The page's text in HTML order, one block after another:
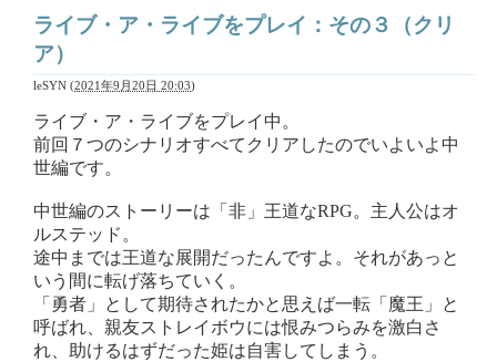
ライブ・ア・ライブをプレイ：その３（クリ
ア）
leSYN (2021年9月20日 20:03)
ライブ・ア・ライブをプレイ中。
前回７つのシナリオすべてクリアしたのでいよいよ中
世編です。
中世編のストーリーは「非」王道なRPG。主人公はオ
ルステッド。
途中までは王道な展開だったんですよ。それがあっと
いう間に転げ落ちていく。
「勇者」として期待されたかと思えば一転「魔王」と
呼ばれ、親友ストレイボウには恨みつらみを激白さ
れ、助けるはずだった姫は自害してしまう。